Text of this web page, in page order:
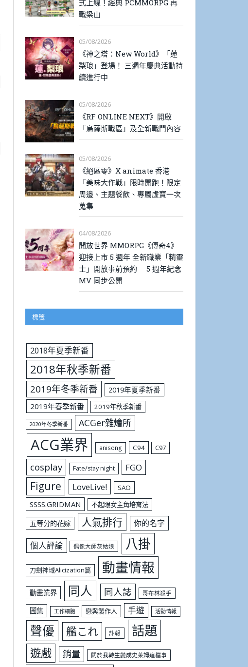
式上線！經典 PCMMORPG 再
戰梁山
05/08/2026
《神之塔：New World》「蓮
梨琅」登場！ 三週年慶典活動持
續進行中
05/08/2026
《RF ONLINE NEXT》開啟
「烏薩斯戰區」及全新戰鬥內容
05/08/2026
《絕區零》X animate 香港
「美味大作戰」限時開跑！限定
周邊、主題餐飲、專屬虛寶一次
蒐集
04/08/2026
開放世界 MMORPG《傳奇4》
迎接上市 5 週年 全新職業「精靈
士」開放事前預約 5 週年紀念
MV 同步公開
標籤
2018年夏季新番
2018年秋季新番
2019年冬季新番
2019年夏季新番
2019年春季新番
2019年秋季新番
2020年冬季新番 ACGer雜燴所
ACG業界 anisong C94 C97
cosplay Fate/stay night FGO
Figure LoveLive! SAO
SSSS.GRIDMAN 不起眼女主角培育法
五等分的花嫁 人氣排行 你的名字
個人評論 偶像大師灰姑娘 八掛
刀劍神域Alicization篇 動畫情報
動畫業界 同人 同人誌 哥布林殺手
圖集 工作細胞 戀與製作人 手遊 活動情報
聲優 艦これ 訃報 話題
遊戲 銷量 關於我轉生變成史萊姆這檔事